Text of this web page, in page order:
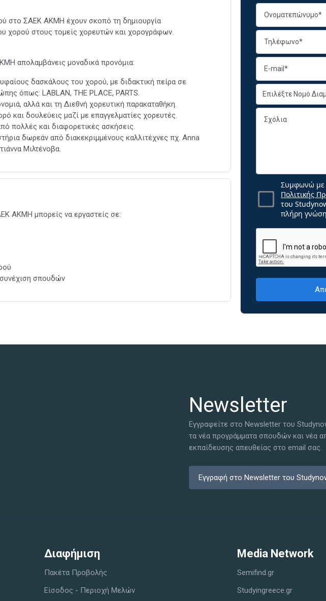
στο ΣΑΕΚ ΑΚΜΗ έχουν σκοπό τη δημιουργία
χορού στους τομείς χορευτών και χορογράφων.
απολαμβάνεις μοναδικά προνόμια:
δασκάλους του χορού, με διδακτική πείρα σε
όπως: LABLAN, THE PLACE, PARTS.
αλλά και τη Διεθνή χορευτική παρακαταθήκη.
και δουλεύεις μαζί με επαγγελματίες χορευτές.
πολλές και διαφορετικές ασκήσεις.
δωρεάν από διακεκριμμένους καλλιτέχνες πχ. Anna
Μιλτένοβα.
ΑΚΜΗ μπορείς να εργαστείς σε:
σπουδών
Συμφωνώ με
Πολιτικής
του
πλήρη
Newsletter
Εγγραφείτε στο Newsletter του
τα νέα προγράμματα σπουδών και νέα
εκπαίδευσης απευθείας στο email σας.
Εγγραφή στο Newsletter του
Διαφήμιση
Πακέτα Προβολής
Είσοδος - Περιοχή Μελών
Media Network
Semifind.gr
Studyingreece.gr